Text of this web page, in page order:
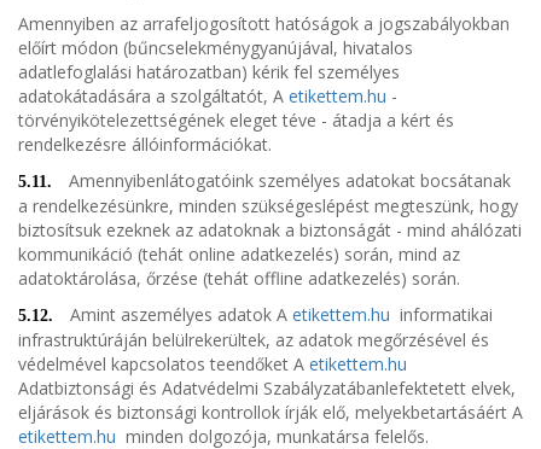
Amennyiben az arrafeljogosított hatóságok a jogszabályokban
előírt módon (bűncselekménygyanújával, hivatalos
adatlefoglalási határozatban) kérik fel személyes
adatokátadására a szolgáltatót, A etikettem.hu -
törvényikötelezettségének eleget téve - átadja a kért és
rendelkezésre állóinformációkat.
5.11.
Amennyibenlátogatóink személyes adatokat bocsátanak
a rendelkezésünkre, minden szükségeslépést megteszünk, hogy
biztosítsuk ezeknek az adatoknak a biztonságát - mind ahálózati
kommunikáció (tehát online adatkezelés) során, mind az
adatoktárolása, őrzése (tehát offline adatkezelés) során.
5.12. Amint aszemélyes adatok A etikettem.hu informatikai
infrastruktúráján belülrekerültek, az adatok megőrzésével és
védelmével kapcsolatos teendőket A etikettem.hu
Adatbiztonsági és Adatvédelmi Szabályzatábanlefektetett elvek,
eljárások és biztonsági kontrollok írják elő, melyekbetartásáért A
etikettem.hu minden dolgozója, munkatársa felelős.